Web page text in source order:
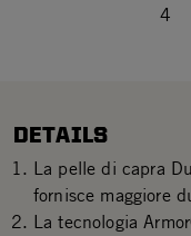
4
DETAILS
La pelle di capra
fornisce maggiore
La tecnologia